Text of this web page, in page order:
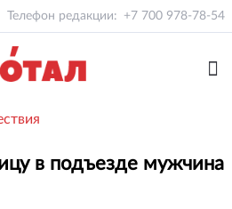
Телефон редакции: +7 700 978-78-54
в подъезде мужчина